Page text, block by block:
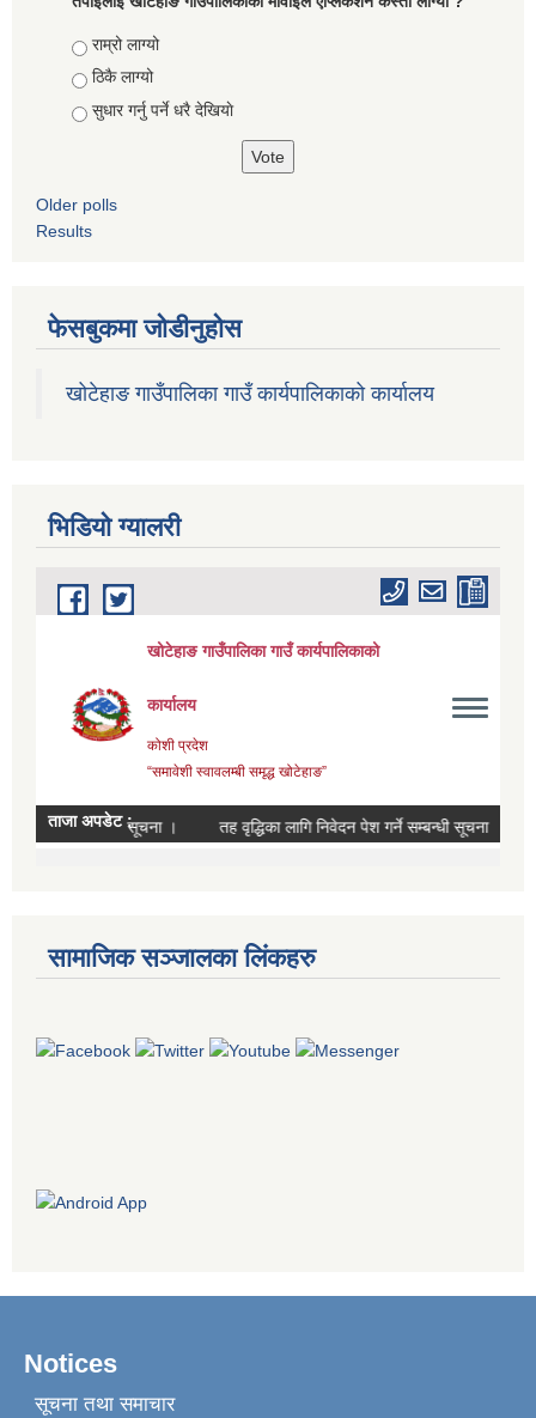
Choices
राम्रो लाग्यो
ठिकै लाग्यो
सुधार गर्नु पर्ने धरै देखियाे
Older polls
Results
फेसबुकमा जोडीनुहोस
खोटेहाङ गाउँपालिका गाउँ कार्यपालिकाको कार्यालय
भिडियाे ग्यालरी
सामाजिक सञ्जालका लिंकहरु
Notices
सूचना तथा समाचार